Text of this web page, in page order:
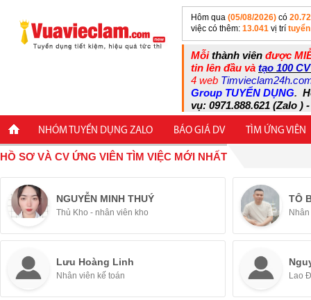
Hôm qua (05/08/2026) có
việc có thêm: 13.041 vị trí
Mỗithành viên được
tin lên đầu và tạo 100
4 web
Group TUYỂN DỤNG.
vụ: 0971.888.621 (Zalo )
NHÓM TUYỂN DỤNG ZALO BÁO GIÁ DV TÌM ỨNG VIÊN
HỒ SƠ VÀ CV ỨNG VIÊN TÌM VIỆC MỚI NHẤT
NGUYỄN MINH THUÝ
Thủ Kho - nhân viên kho
TÔ
Lưu Hoàng Linh
Nhân viên kế toán Lao